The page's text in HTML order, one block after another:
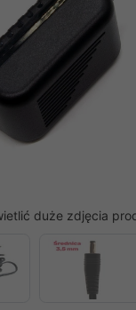
duże zdjęcia